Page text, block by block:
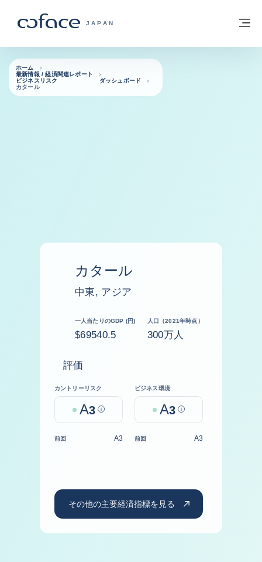
COFACE FOR TRADE - HOMEPAGE
JAPAN
ホームに戻る
ホーム
最新情報 / 経済関連レポート
ビジネスリスク ダッシュボード
カタール
カタール
中東, アジア
一人当たりのGDP (円)
$69540.5
人口（2021年時点）
300万人
評価
カントリーリスク
A3 Help
ビジネス環境
A3 Help
前回 A3 前回 A3
その他の主要経済指標を見る